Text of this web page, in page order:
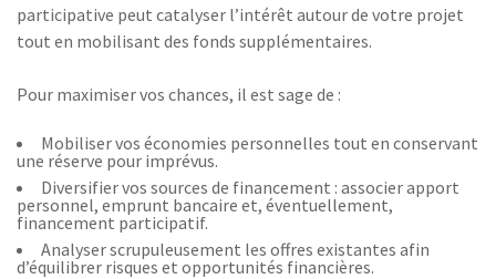
participative peut catalyser l’intérêt autour de votre projet
tout en mobilisant des fonds supplémentaires.
Pour maximiser vos chances, il est sage de :
Mobiliser vos économies personnelles tout en conservant
une réserve pour imprévus.
Diversifier vos sources de financement : associer apport
personnel, emprunt bancaire et, éventuellement,
financement participatif.
Analyser scrupuleusement les offres existantes afin
d’équilibrer risques et opportunités financières.